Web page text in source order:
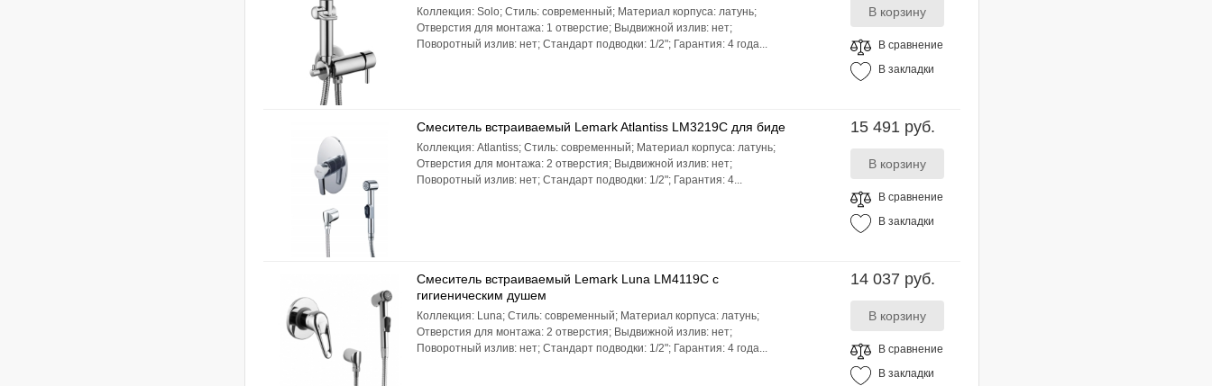
Коллекция: Solo; Стиль: современный; Материал корпуса: латунь;
Отверстия для монтажа: 1 отверстие; Выдвижной излив: нет;
Поворотный излив: нет; Стандарт подводки: 1/2"; Гарантия: 4 года...
В сравнение
В закладки
Смеситель встраиваемый Lemark Atlantiss LM3219C для биде
Коллекция: Atlantiss; Стиль: современный; Материал корпуса: латунь;
Отверстия для монтажа: 2 отверстия; Выдвижной излив: нет;
Поворотный излив: нет; Стандарт подводки: 1/2"; Гарантия: 4...
15 491 руб.
В сравнение
В закладки
Смеситель встраиваемый Lemark Luna LM4119C с
гигиеническим душем
Коллекция: Luna; Стиль: современный; Материал корпуса: латунь;
Отверстия для монтажа: 2 отверстия; Выдвижной излив: нет;
Поворотный излив: нет; Стандарт подводки: 1/2"; Гарантия: 4 года...
14 037 руб.
В сравнение
В закладки